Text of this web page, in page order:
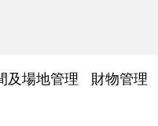
及場地管理 財物管理